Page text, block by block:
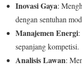
Inovasi Gaya:
dengan sentuhan
Manajemen Energi:
sepanjang kompetisi.
Analisis Lawan: